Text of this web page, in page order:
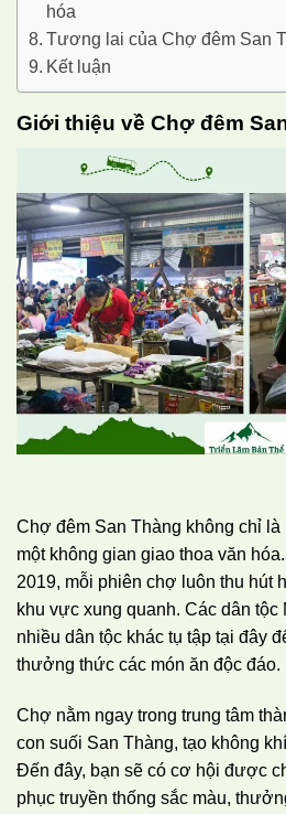
hóa
Tương lai của Chợ đêm San
Kết luận
Giới thiệu về Chợ đêm
Chợ đêm San Thàng không chỉ
một không gian giao thoa văn
2019, mỗi phiên chợ luôn thu hút
khu vực xung quanh. Các dân tộc
nhiều dân tộc khác tụ tập tại đây
thưởng thức các món ăn độc đáo.
Chợ nằm ngay trong trung tâm
con suối San Thàng, tạo không
Đến đây, bạn sẽ có cơ hội được
phục truyền thống sắc màu,